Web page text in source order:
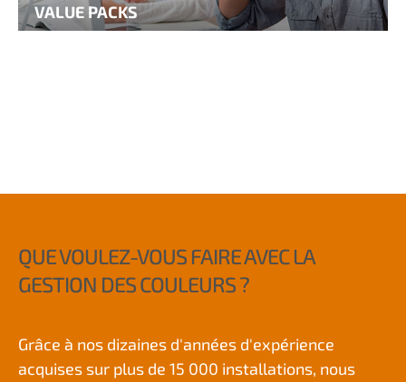
VALUE PACKS
QUE VOULEZ-VOUS FAIRE AVEC LA
GESTION DES COULEURS ?
Grâce à nos dizaines d'années d'expérience
acquises sur plus de 15 000 installations, nous